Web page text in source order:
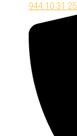
944 10 31 25